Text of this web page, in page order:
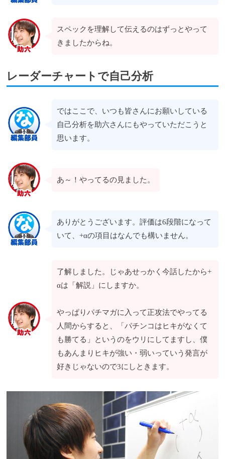
スペックを理解して伝えるのはずっとやって
きましたからね。
レーダーチャートで自己分析
ではここで、いつも皆さんにお願いしている
自己分析を助六さんにもやっていただこうと
思います。
あ～！やってるの見ました。
ありがとうございます。評価は6段階になって
いて、+αの項目はなんでも構いません。
了解しました。じゃあせっかく今話したから+
αは「解説」にしますか。
やっぱりパチマガに入って正攻法でやってる
人間からすると、「パチンコはヒキがなくて
も勝てる」というのをウリにしてますし、僕
もあんまりヒキが強い・弱いっていう発言が
好きじゃないので3にしときます。